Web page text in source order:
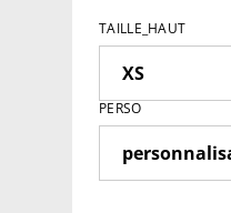
TAILLE_HAUT
PERSO